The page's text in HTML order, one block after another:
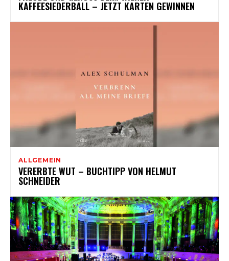
KAFFEESIEDERBALL – JETZT KARTEN GEWINNEN
ALLGEMEIN
VERERBTE WUT – BUCHTIPP VON HELMUT
SCHNEIDER